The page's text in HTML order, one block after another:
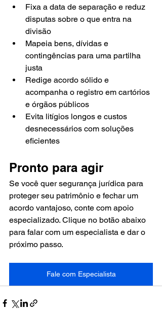
Fixa a data de separação e reduz
disputas sobre o que entra na
divisão
Mapeia bens, dívidas e
contingências para uma partilha
justa
Redige acordo sólido e
acompanha o registro em cartórios
e órgãos públicos
Evita litígios longos e custos
desnecessários com soluções
eficientes
Pronto para agir
Se você quer segurança jurídica para
proteger seu patrimônio e fechar um
acordo vantajoso, conte com apoio
especializado. Clique no botão abaixo
para falar com um especialista e dar o
próximo passo.
Fale com Especialista